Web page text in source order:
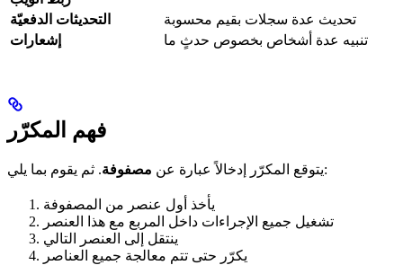
التحديثات الدفعيّة
تحديث عدة سجلات بقيم محسوبة
إشعارات
تنبيه عدة أشخاص بخصوص حدثٍ ما
فهم المكرّر
يتوقع المكرّر إدخالاً عبارة عن مصفوفة . ثم يقوم بما يلي:
يأخذ أول عنصر من المصفوفة
تشغيل جميع الإجراءات داخل المربع مع هذا العنصر
ينتقل إلى العنصر التالي
يكرّر حتى تتم معالجة جميع العناصر